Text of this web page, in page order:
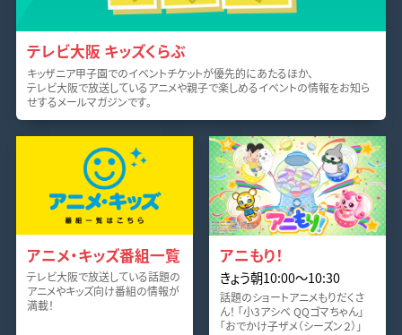
テレビ大阪 キッズくらぶ
キッザニア甲子園でのイベントチケットが優先的にあたるほか、
テレビ大阪で放送しているアニメや親子で楽しめるイベントの情報をお知ら
せするメールマガジンです。
アニメ・キッズ番組一覧
テレビ大阪で放送している話題の
アニメやキッズ向け番組の情報が
満載！
アニもり！
きょう朝10:00〜10:30
話題のショートアニメもりだくさ
ん！ 「小3アシベ QQゴマちゃん」
「おでかけ子ザメ（シーズン２）」